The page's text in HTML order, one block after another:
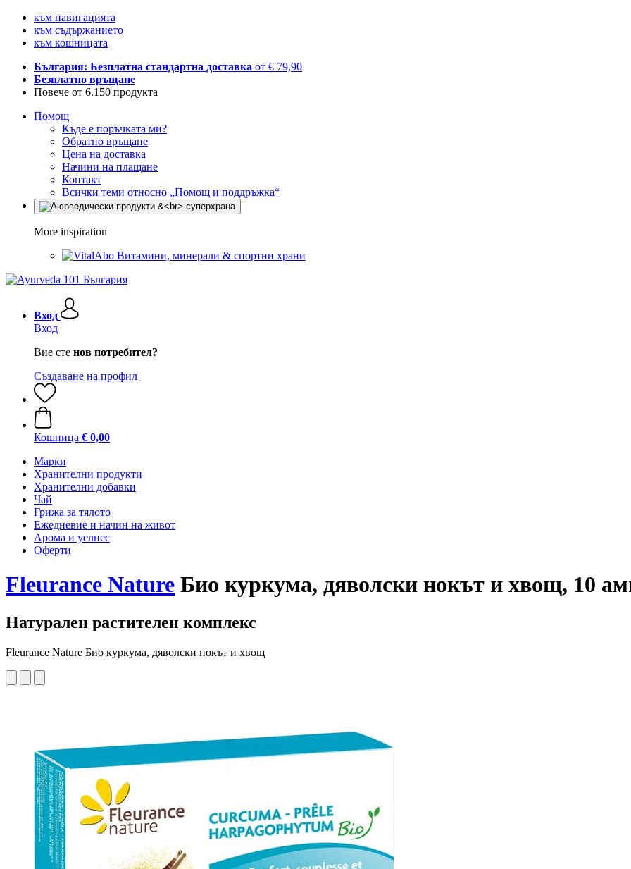
към навигацията
към съдържанието
към кошницата
България: Безплатна стандартна доставка от € 79,90
Безплатно връщане
Повече от 6.150 продукта
Помощ
Къде е поръчката ми?
Обратно връщане
Цена на доставка
Начини на плащане
Контакт
Всички теми относно „Помощ и поддръжка“
More inspiration
Витамини, минерали & спортни храни
Вход
Вход
Вие сте нов потребител?
Създаване на профил
Кошница € 0,00
Марки
Хранителни продукти
Хранителни добавки
Чай
Грижа за тялото
Ежедневие и начин на живот
Арома и уелнес
Оферти
Fleurance Nature Био куркума, дяволски нокът и хвощ, 10
Натурален растителен комплекс
Fleurance Nature Био куркума, дяволски нокът и хвощ